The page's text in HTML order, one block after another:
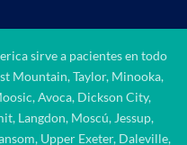
sirve a pacientes en todo
Mountain, Taylor, Minooka,
Avoca, Dickson City,
Langdon, Moscú, Jessup,
Upper Exeter, Daleville,